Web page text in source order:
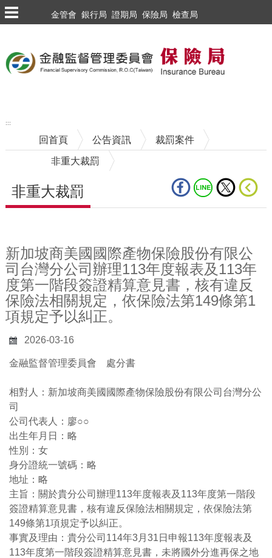
跳到主要內容區塊
金管會 銀行局 證期局 保險局 檢查局
:::
回首頁 公告資訊 裁罰案件
非重大裁罰
非重大裁罰
新加坡商美國國際產物保險股份有限公
司台灣分公司辦理113年度報表及113年
度第一階段簽證精算意見書，核有違反
保險法相關規定，依保險法第149條第1
項規定予以糾正。
2026-03-16
金融監督管理委員會 處分書
相對人：新加坡商美國國際產物保險股份有限公司台灣分公
司
公司代表人：廖○○
出生年月日：略
性別：女
身分證統一號碼：略
地址：略
主旨：關於貴分公司辦理113年度報表及 113年度第一階段
簽證精算意見書，核有違反保險法相關規定，依保險法第
149條第1項規定予以糾正。
事實及理由：貴分公司 114年3月31 日申報113年度報表及
113年度第一階段簽證精算意見書，未將國外分進再保之地